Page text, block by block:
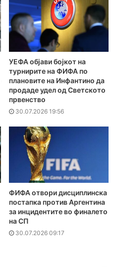
УЕФА објави бојкот на
турнирите на ФИФА по
плановите на Инфантино да
продаде удел од Светското
првенство
30.07.2026 19:56
ФИФА отвори дисциплинска
постапка против Аргентина
за инцидентите во финалето
на СП
30.07.2026 09:17